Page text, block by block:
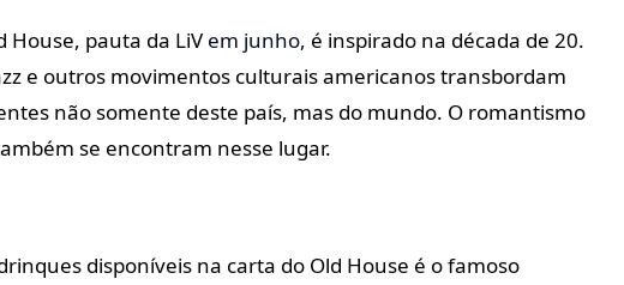
House, pauta da LiV em junho, é inspirado na década de 20.
e outros movimentos culturais americanos transbordam
não somente deste país, mas do mundo. O romantismo
se encontram nesse lugar.
disponíveis na carta do Old House é o famoso